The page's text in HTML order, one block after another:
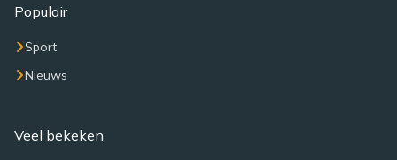
Populair
Sport
Nieuws
Veel bekeken